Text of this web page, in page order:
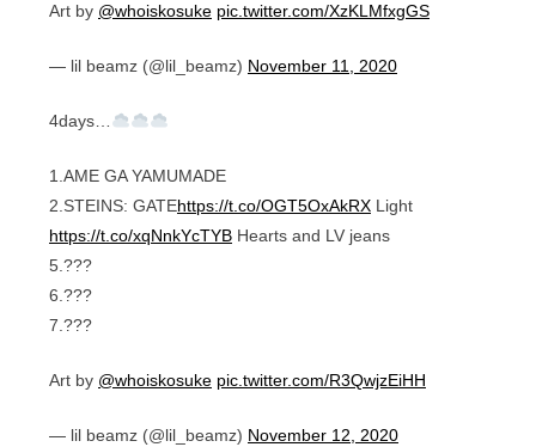
Art by @whoiskosuke pic.twitter.com/XzKLMfxgGS
— lil beamz (@lil_beamz) November 11, 2020
4days…
1.AME GA YAMUMADE
2.STEINS: GATEhttps://t.co/OGT5OxAkRX Light
https://t.co/xqNnkYcTYB Hearts and LV jeans
5.???
6.???
7.???
Art by @whoiskosuke pic.twitter.com/R3QwjzEiHH
— lil beamz (@lil_beamz) November 12, 2020